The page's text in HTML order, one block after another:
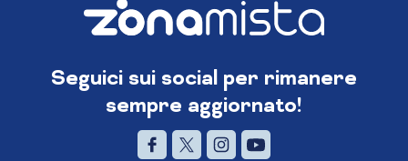
Seguici sui social per rimanere
sempre aggiornato!